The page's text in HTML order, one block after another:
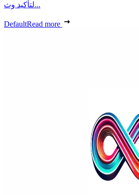
لتأكيد وث...
DefaultRead more